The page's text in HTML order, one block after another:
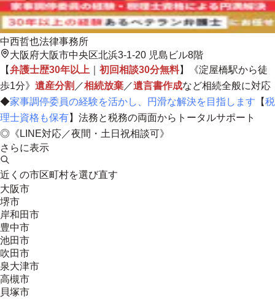
中西哲也法律事務所
大阪府大阪市中央区北浜3-1-20 児島ビル8階
【弁護士歴30年以上 初回相談30分無料】《淀屋橋駅から徒
歩1分》 遺産分割 ／相続放棄 ／遺言書作成など相続全般に対応
◆家事調停委員の経験を活かし、円滑な解決を目指します 【税
理士資格も保有】 法務と税務の両面からトータルサポート
◎《LINE対応／夜間・土日祝相談可》
さらに表示
近くの市区町村を選び直す
大阪市
堺市
岸和田市
豊中市
池田市
吹田市
泉大津市
高槻市
貝塚市